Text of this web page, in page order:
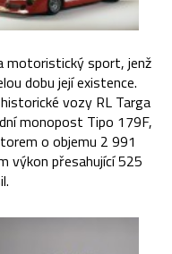
motoristický sport, jenž
dobu její existence.
vozy RL Targa
monopost Tipo 179F,
o objemu 2 991
výkon přesahující 525